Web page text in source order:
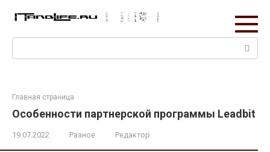
Поиск:
Главная страница
Особенности партнерской программы Leadbit
19.07.2022 Разное Редактор